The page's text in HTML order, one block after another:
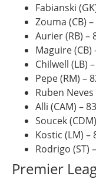
Fabianski
Zouma (CB) –
Aurier (RB) –
Maguire (CB)
Chilwell (LB)
Pepe (RM) –
Ruben Neves
Alli (CAM) –
Soucek
Kostic (LM) –
Rodrigo (ST)
Premier